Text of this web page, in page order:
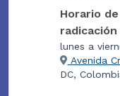
Horario
radicación
lunes a
Avenida
DC,